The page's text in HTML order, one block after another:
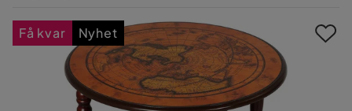
Få kvar Nyhet